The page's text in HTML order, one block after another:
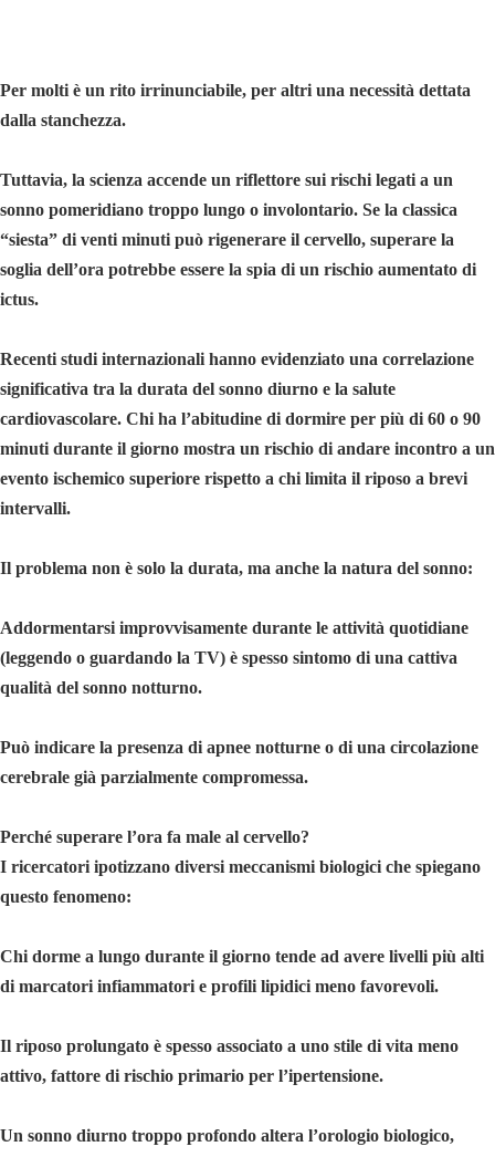
Per molti è un rito irrinunciabile, per altri una necessità dettata
dalla stanchezza.
Tuttavia, la scienza accende un riflettore sui rischi legati a un
sonno pomeridiano troppo lungo o involontario. Se la classica
“siesta” di venti minuti può rigenerare il cervello, superare la
soglia dell’ora potrebbe essere la spia di un rischio aumentato di
ictus.
Recenti studi internazionali hanno evidenziato una correlazione
significativa tra la durata del sonno diurno e la salute
cardiovascolare. Chi ha l’abitudine di dormire per più di 60 o 90
minuti durante il giorno mostra un rischio di andare incontro a un
evento ischemico superiore rispetto a chi limita il riposo a brevi
intervalli.
Il problema non è solo la durata, ma anche la natura del sonno:
Addormentarsi improvvisamente durante le attività quotidiane
(leggendo o guardando la TV) è spesso sintomo di una cattiva
qualità del sonno notturno.
Può indicare la presenza di apnee notturne o di una circolazione
cerebrale già parzialmente compromessa.
Perché superare l’ora fa male al cervello?
I ricercatori ipotizzano diversi meccanismi biologici che spiegano
questo fenomeno:
Chi dorme a lungo durante il giorno tende ad avere livelli più alti
di marcatori infiammatori e profili lipidici meno favorevoli.
Il riposo prolungato è spesso associato a uno stile di vita meno
attivo, fattore di rischio primario per l’ipertensione.
Un sonno diurno troppo profondo altera l’orologio biologico,